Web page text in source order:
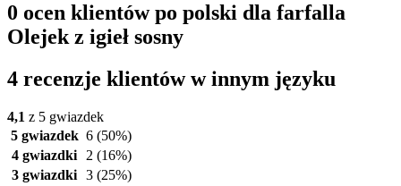
0 ocen klientów po polski dla farfalla
Olejek z igieł sosny
4 recenzje klientów w innym języku
4,1 z 5 gwiazdek
5 gwiazdek 6 (50%)
4 gwiazdki
2 (16%)
3 gwiazdki 3 (25%)